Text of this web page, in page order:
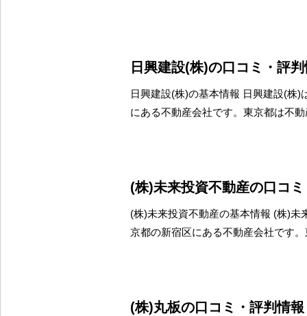
日興建設(株)の口コミ・評
日興建設(株)の基本情報 日興建設(株)
にある不動産会社です。東京都は不
(株)未来投資不動産の口コ
(株)未来投資不動産の基本情報 (株)未
京都の新宿区にある不動産会社です
(株)丸板の口コミ・評判情報